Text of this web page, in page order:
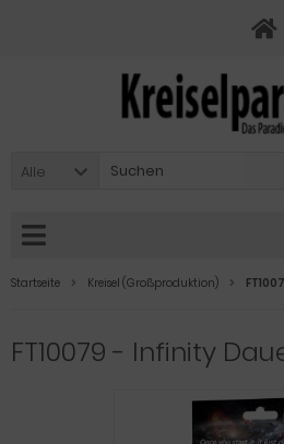
Alle
Startseite Kreisel (Großproduktion)
FT10079 - Infinity